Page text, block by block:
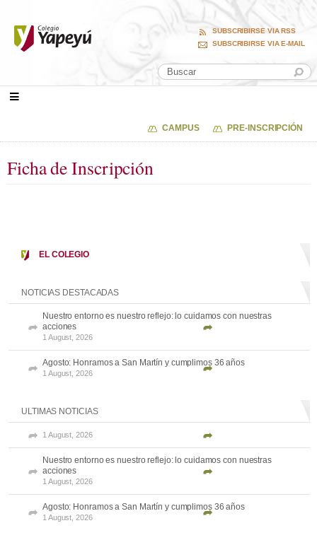
SUBSCRIBIRSE VIA RSS
SUBSCRIBIRSE VIA E-MAIL
CAMPUS PRE-INSCRIPCIÓN
Ficha de Inscripción
EL COLEGIO
NOTICIAS DESTACADAS
Nuestro entorno es nuestro reflejo: lo cuidamos con nuestras
acciones
1 August, 2026
Agosto: Honramos a San Martín y cumplimos 36 años
1 August, 2026
ULTIMAS NOTICIAS
1 August, 2026
Nuestro entorno es nuestro reflejo: lo cuidamos con nuestras
acciones
1 August, 2026
Agosto: Honramos a San Martín y cumplimos 36 años
1 August, 2026